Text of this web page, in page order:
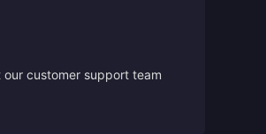
customer support team